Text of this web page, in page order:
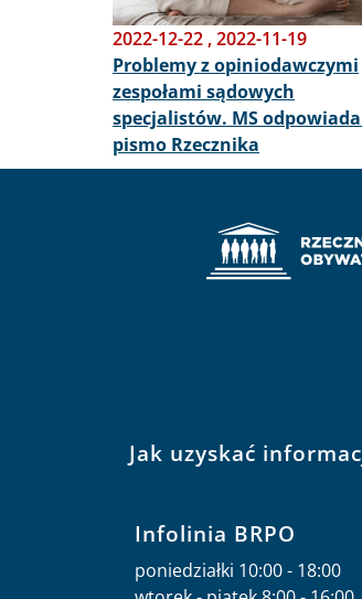
2022-12-22 ,2022-11-19
Problemy z opiniodawczymi
zespołami sądowych
specjalistów. MS
pismo Rzecznika
Jak uzyskać
Infolinia BRPO
poniedziałki 10:00 - 18:00